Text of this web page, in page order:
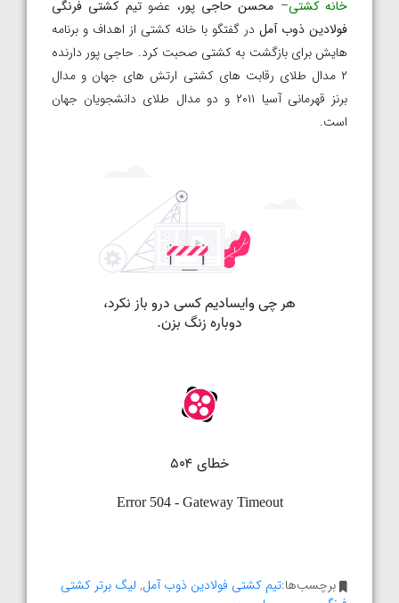
خانه کشتی– محسن حاجی پور، عضوتیم کشتی فرنگی
فولادین ذوب آمل در گفتگو با خانه کشتی از اهداف و برنامه
هایش برای بازگشت به کشتی صحبت کرد. حاجی پور دارنده
۲ مدال طلای رقابت های کشتی ارتش های جهان و مدال
برنز قهرمانی آسیا ۲۰۱۱ و دو مدال طلای دانشجویان جهان
است.
برچسب‌ها:تیم کشتی فولادین ذوب آمل, لیگ برتر کشتی